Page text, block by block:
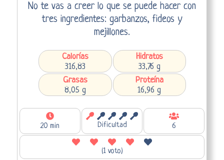
No te vas a creer lo que se puede hacer con
tres ingredientes: garbanzos, fideos y
mejillones.
Calorías
316,83
Hidratos
33,76 g
Grasas
8,05 g
Proteína
16,96 g
20 min Dificultad 6
(1 voto)